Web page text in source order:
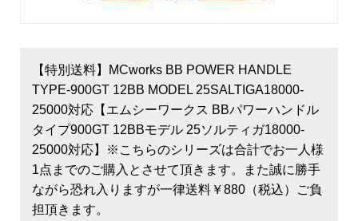
【特別送料】MCworks BB POWER HANDLE
TYPE-900GT 12BB MODEL 25SALTIGA18000-
25000対応【エムシーワークス BBパワーハンドル
タイプ900GT 12BBモデル 25ソルティガ18000-
25000対応】※こちらのシリーズは合計でお一人様
1点までのご購入とさせて頂きます。また誠に勝手
ながら恐れ入りますが一律送料￥880（税込）ご負
担頂きます。